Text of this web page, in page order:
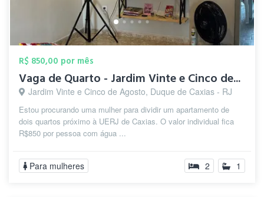
R$ 850,00 por mês
Vaga de Quarto - Jardim Vinte e Cinco de...
Jardim Vinte e Cinco de Agosto, Duque de Caxias - RJ
Estou procurando uma mulher para dividir um apartamento de
dois quartos próximo à UERJ de Caxias. O valor individual fica
R$850 por pessoa com água ...
Para mulheres 2 1